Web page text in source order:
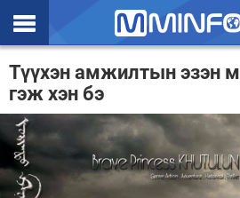
Эхлэл
Цаг агаар
Валют ханш
Улс төр
Түүхэн амжилтын эзэн
гэж хэн бэ